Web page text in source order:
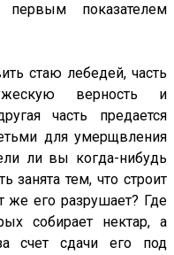
показателем
стаю лебедей, часть
верность и
часть предается
для умерщвления
ли вы когда-нибудь
занята тем, что строит
же его разрушает? Где
собирает нектар, а
счет сдачи его под